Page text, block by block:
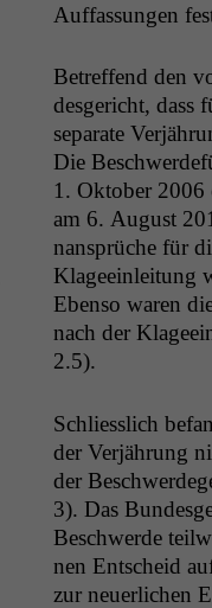
Auf­fas­sun­gen
Betr­e­f­fend den
des­gericht, dass
sep­a­rate
Die
1. Okto­ber 2006
am 6. August
nansprüche für
Klageein­leitung
Eben­so waren
nach der
2.5).
Schliesslich
der Ver­jährung
der
3). Das
Beschw­erde
nen Entscheid
zur neuer­lichen